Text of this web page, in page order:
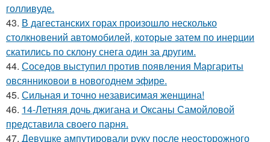
голливуде.
43. В дагестанских горах произошло несколько
столкновений автомобилей, которые затем по инерции
скатились по склону снега один за другим.
44. Соседов выступил против появления Маргариты
овсянниковои в новогоднем эфире.
45. Сильная и точно независимая женщина!
46. 14-Летняя дочь джигана и Оксаны Самойловой
представила своего парня.
47. Девушке ампутировали руку после неосторожного